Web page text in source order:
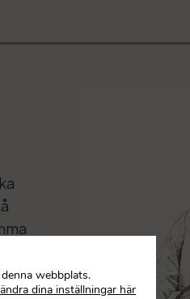
råvaror
webbplats.
ändra dina inställningar här